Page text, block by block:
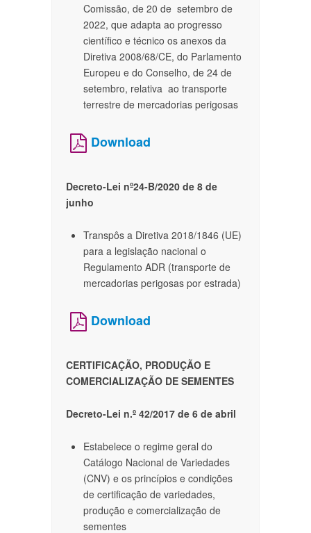
Comissão, de 20 de setembro de
2022, que adapta ao progresso
científico e técnico os anexos da
Diretiva 2008/68/CE, do Parlamento
Europeu e do Conselho, de 24 de
setembro, relativa ao transporte
terrestre de mercadorias perigosas
Download
Decreto-Lei nº24-B/2020 de 8 de
junho
Transpôs a Diretiva 2018/1846 (UE)
para a legislação nacional o
Regulamento ADR (transporte de
mercadorias perigosas por estrada)
Download
CERTIFICAÇÃO, PRODUÇÃO E
COMERCIALIZAÇÃO DE SEMENTES
Decreto-Lei n.º 42/2017 de 6 de abril
Estabelece o regime geral do
Catálogo Nacional de Variedades
(CNV) e os princípios e condições
de certificação de variedades,
produção e comercialização de
sementes